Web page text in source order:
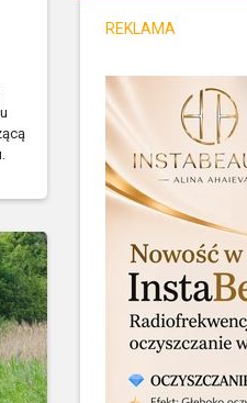
REKLAMA